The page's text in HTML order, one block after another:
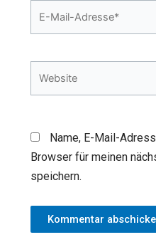
Name, E-Mail-
Browser für meinen
speichern.